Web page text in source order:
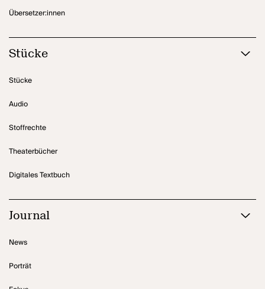
Übersetzer:innen
Stücke
Stücke
Audio
Stoffrechte
Theaterbücher
Digitales Textbuch
Journal
News
Porträt